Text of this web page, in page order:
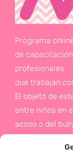
Programa
de
profesionales
que trabajan
El objeto de
entre niños en
acoso o del
de la